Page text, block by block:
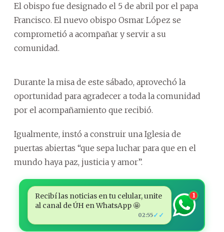
El obispo fue designado el 5 de abril por el papa
Francisco. El nuevo obispo Osmar López se
comprometió a acompañar y servir a su
comunidad.
Durante la misa de este sábado, aprovechó la
oportunidad para agradecer a toda la comunidad
por el acompañamiento que recibió.
Igualmente, instó a construir una Iglesia de
puertas abiertas “que sepa luchar para que en el
mundo haya paz, justicia y amor”.
Recibí las noticias en tu celular, unite
al canal de ÚH en WhatsApp 🤩
02:55✓✓
1